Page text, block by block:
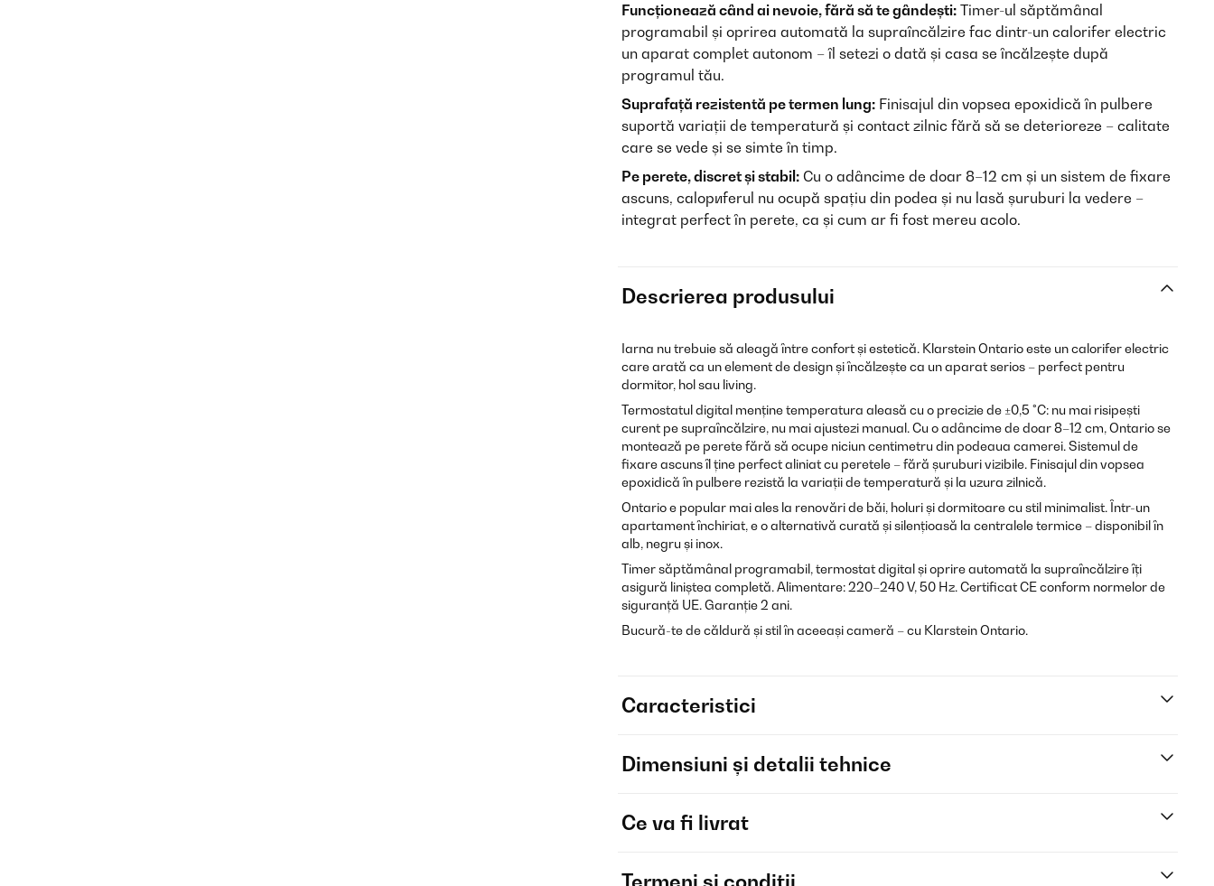
Funcționează când ai nevoie, fără să te gândești: Timer-ul săptămânal
programabil și oprirea automată la supraîncălzire fac dintr-un calorifer electric
un aparat complet autonom – îl setezi o dată și casa se încălzește după
programul tău.
Suprafață rezistentă pe termen lung: Finisajul din vopsea epoxidică în pulbere
suportă variații de temperatură și contact zilnic fără să se deterioreze – calitate
care se vede și se simte în timp.
Pe perete, discret și stabil: Cu o adâncime de doar 8–12 cm și un sistem de fixare
ascuns, caloриferul nu ocupă spațiu din podea și nu lasă șuruburi la vedere –
integrat perfect în perete, ca și cum ar fi fost mereu acolo.
Descrierea produsului
Iarna nu trebuie să aleagă între confort și estetică. Klarstein Ontario este un calorifer electric
care arată ca un element de design și încălzește ca un aparat serios – perfect pentru
dormitor, hol sau living.
Termostatul digital menține temperatura aleasă cu o precizie de ±0,5 °C: nu mai risipești
curent pe supraîncălzire, nu mai ajustezi manual. Cu o adâncime de doar 8–12 cm, Ontario se
montează pe perete fără să ocupe niciun centimetru din podeaua camerei. Sistemul de
fixare ascuns îl ține perfect aliniat cu peretele – fără șuruburi vizibile. Finisajul din vopsea
epoxidică în pulbere rezistă la variații de temperatură și la uzura zilnică.
Ontario e popular mai ales la renovări de băi, holuri și dormitoare cu stil minimalist. Într-un
apartament închiriat, e o alternativă curată și silențioasă la centralele termice – disponibil în
alb, negru și inox.
Timer săptămânal programabil, termostat digital și oprire automată la supraîncălzire îți
asigură liniștea completă. Alimentare: 220–240 V, 50 Hz. Certificat CE conform normelor de
siguranță UE. Garanție 2 ani.
Bucură-te de căldură și stil în aceeași cameră – cu Klarstein Ontario.
Caracteristici
Dimensiuni și detalii tehnice
Ce va fi livrat